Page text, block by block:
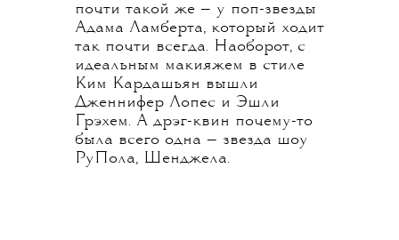
почти такой же — у поп-звезды
Адама Ламберта, который ходит
так почти всегда. Наоборот, с
идеальным макияжем в стиле
Ким Кардашьян вышли
Дженнифер Лопес и Эшли
Грэхем. А дрэг-квин почему-то
была всего одна — звезда шоу
РуПола, Шенджела.